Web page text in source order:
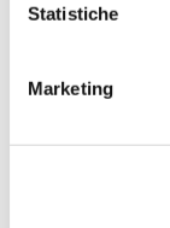
Statistiche
Marketing
SISTEMI DI
Sistema di